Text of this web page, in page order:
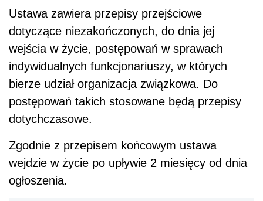
Ustawa zawiera przepisy przejściowe
dotyczące niezakończonych, do dnia jej
wejścia w życie, postępowań w sprawach
indywidualnych funkcjonariuszy, w których
bierze udział organizacja związkowa. Do
postępowań takich stosowane będą przepisy
dotychczasowe.
Zgodnie z przepisem końcowym ustawa
wejdzie w życie po upływie 2 miesięcy od dnia
ogłoszenia.